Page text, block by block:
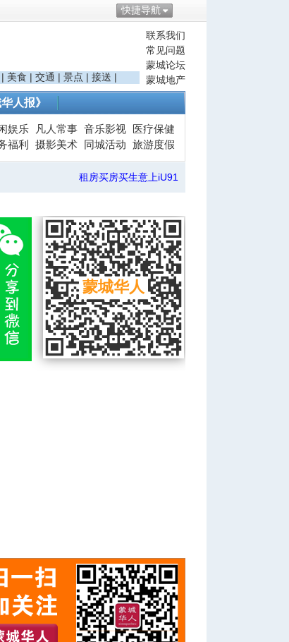
快捷导航
联系我们
常见问题
蒙城论坛
蒙城地产
| 美食 | 交通 | 景点 | 接送 |
华人报》
娱乐 凡人常事 音乐影视
医疗保健
福利 摄影美术 同城活动 旅游度假
租房买房买生意上iU91